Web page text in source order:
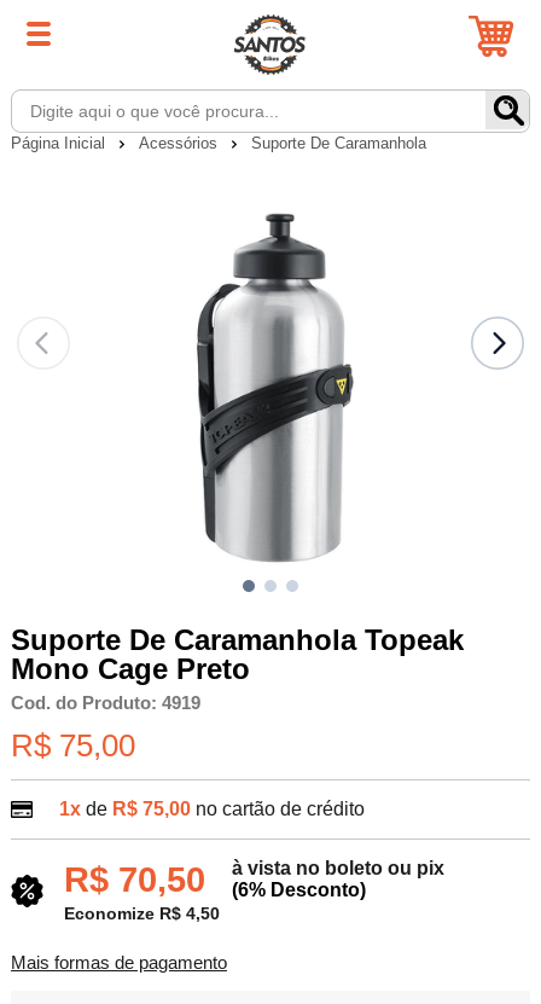
Página Inicial Acessórios Suporte De Caramanhola
Suporte De Caramanhola Topeak
Mono Cage Preto
Cod. do Produto: 4919
R$ 75,00
1xde R$ 75,00 no cartão de crédito
R$ 70,50
à vista no boleto ou pix
(6% Desconto)
Economize R$ 4,50
Mais formas de pagamento